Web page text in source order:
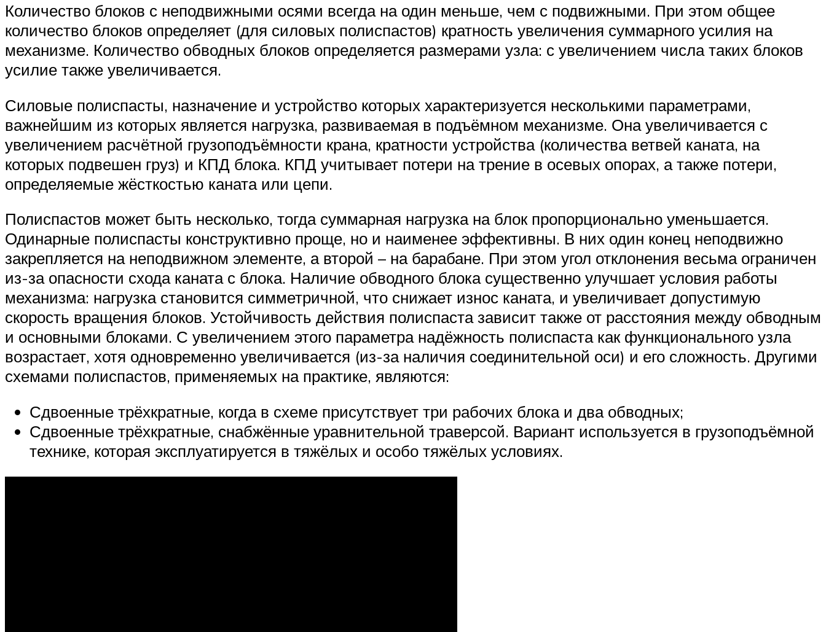
Количество блоков с неподвижными осями всегда на один меньше, чем с подвижными. При этом общее
количество блоков определяет (для силовых полиспастов) кратность увеличения суммарного усилия на
механизме. Количество обводных блоков определяется размерами узла: с увеличением числа таких блоков
усилие также увеличивается.
Силовые полиспасты, назначение и устройство которых характеризуется несколькими параметрами,
важнейшим из которых является нагрузка, развиваемая в подъёмном механизме. Она увеличивается с
увеличением расчётной грузоподъёмности крана, кратности устройства (количества ветвей каната, на
которых подвешен груз) и КПД блока. КПД учитывает потери на трение в осевых опорах, а также потери,
определяемые жёсткостью каната или цепи.
Полиспастов может быть несколько, тогда суммарная нагрузка на блок пропорционально уменьшается.
Одинарные полиспасты конструктивно проще, но и наименее эффективны. В них один конец неподвижно
закрепляется на неподвижном элементе, а второй – на барабане. При этом угол отклонения весьма ограничен
из-за опасности схода каната с блока. Наличие обводного блока существенно улучшает условия работы
механизма: нагрузка становится симметричной, что снижает износ каната, и увеличивает допустимую
скорость вращения блоков. Устойчивость действия полиспаста зависит также от расстояния между обводным
и основными блоками. С увеличением этого параметра надёжность полиспаста как функционального узла
возрастает, хотя одновременно увеличивается (из-за наличия соединительной оси) и его сложность. Другими
схемами полиспастов, применяемых на практике, являются:
Сдвоенные трёхкратные, когда в схеме присутствует три рабочих блока и два обводных;
Сдвоенные трёхкратные, снабжённые уравнительной траверсой. Вариант используется в грузоподъёмной
технике, которая эксплуатируется в тяжёлых и особо тяжёлых условиях.